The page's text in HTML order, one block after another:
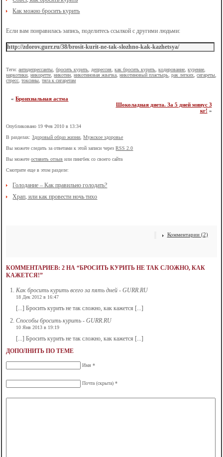
Как можно бросить курить
Если вам понравилась запись, поделитесь ссылкой с другими людьми:
Теги:антидепрессанты ,бросить курить депрессия ,как бросить курить ,кодирование ,курение
наркотики ,никоретте ,никотин ,никотиновая жвачка ,никотиновый пластырь ,рак легких ,сигареты
стресс ,токсины ,тяга к сигаретам
«Бронхиальная астма
Шоколадная диета. За 5 дней минус 3
кг! »
Опубликовано 19 Фев 2010 в 13:34
В разделах:Здоровый образ жизни ,Мужское здоровье
Вы можете следить за ответами к этой записи черезRSS 2.0
Вы можетеоставить отзыв или пингбек со своего сайта
Смотрите еще в этом разделе:
Голодание – Как правильно голодать?
Храп, или как провести ночь тихо
Комментарии (2)
КОММЕНТАРИЕВ: 2 НА “БРОСИТЬ КУРИТЬ НЕ ТАК СЛОЖНО, КАК
КАЖЕТСЯ!”
Кaк бросить курить всего за пять дней - GURR.RU
18 Дек 2012 в 16:47
[...] Бросить курить не так сложно, как кажется [...]
Способы бросить курить - GURR.RU
10 Янв 2013 в 19:19
[...] Бросить курить не так сложно, как кажется [...]
ДОПОЛНИТЬ ПО ТЕМЕ
Имя *
Почта (скрыта) *